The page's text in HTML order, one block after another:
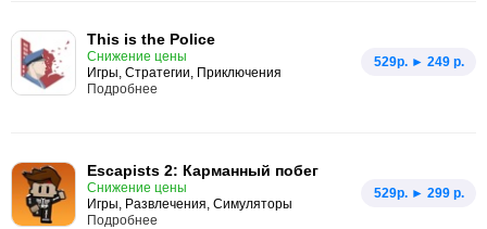
This is the Police
Снижение цены
Игры, Стратегии, Приключения
529p. ► 249 р.
Подробнее
Escapists 2: Карманный побег
Снижение цены
Игры, Развлечения, Симуляторы
529p. ► 299 р.
Подробнее